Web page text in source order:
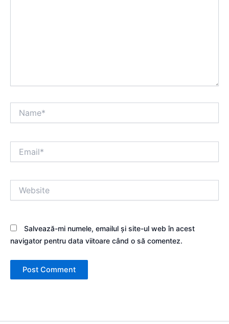
Salvează-mi numele, emailul și site-ul web în acest
navigator pentru data viitoare când o să comentez.